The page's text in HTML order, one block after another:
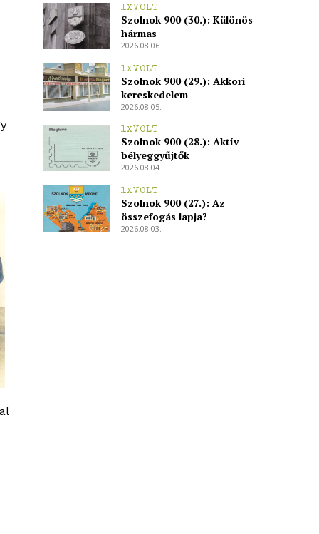
1XVOLT
Szolnok 900 (30.): Különös
hármas
2026.08.06.
1XVOLT
Szolnok 900 (29.): Akkori
kereskedelem
2026.08.05.
1XVOLT
Szolnok 900 (28.): Aktív
bélyeggyűjtők
2026.08.04.
1XVOLT
Szolnok 900 (27.): Az
összefogás lapja?
2026.08.03.